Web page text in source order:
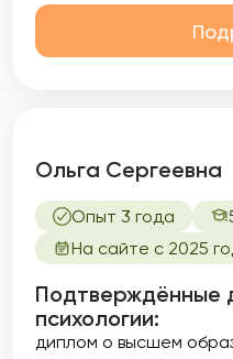
Ольга Сергеевна
Опыт 3 года
На сайте с 2025
Подтверждённые
психологии:
диплом о высшем